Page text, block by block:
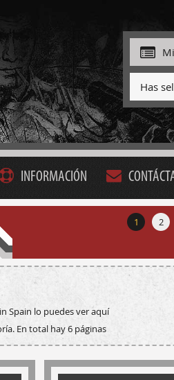
Has
INFORMACIÓN
1 2
Spain lo puedes ver aquí
En total hay 6 páginas